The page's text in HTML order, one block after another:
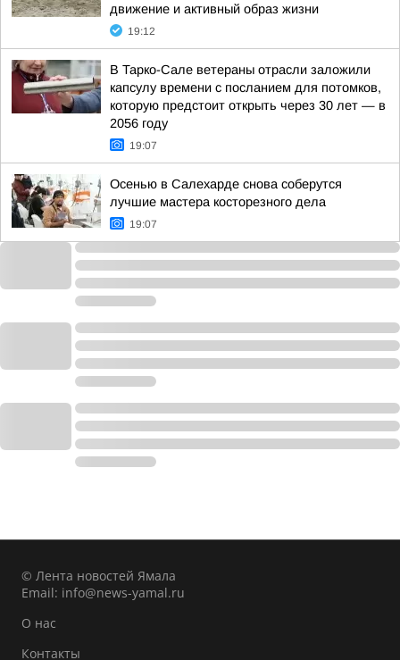
движение и активный образ жизни
19:12
В Тарко-Сале ветераны отрасли заложили
капсулу времени с посланием для потомков,
которую предстоит открыть через 30 лет — в
2056 году
19:07
Осенью в Салехарде снова соберутся
лучшие мастера косторезного дела
19:07
© Лента новостей Ямала
Email: info@news-yamal.ru
О нас
Контакты